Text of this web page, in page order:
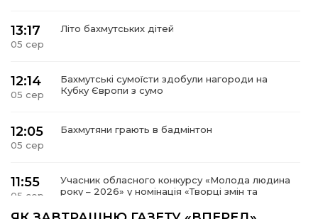
13:17
05 сер
Літо бахмутських дітей
12:14
05 сер
Бахмутські сумоїсти здобули нагороди на
Кубку Європи з сумо
12:05
05 сер
Бахмутяни грають в бадмінтон
11:55
05 сер
Учасник обласного конкурсу «Молода людина
року – 2026» у номінація «Творці змін та